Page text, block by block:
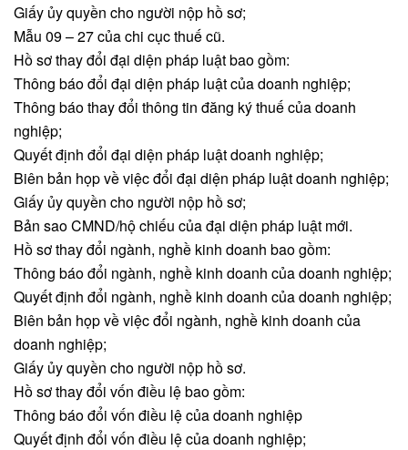
Giấy ủy quyền cho người nộp hồ sơ;
Mẫu 09 – 27 của chi cục thuế cũ.
Hồ sơ thay đổi đại diện pháp luật bao gồm:
Thông báo đổi đại diện pháp luật của doanh nghiệp;
Thông báo thay đổi thông tin đăng ký thuế của doanh
nghiệp;
Quyết định đổi đại diện pháp luật doanh nghiệp;
Biên bản họp về việc đổi đại diện pháp luật doanh nghiệp;
Giấy ủy quyền cho người nộp hồ sơ;
Bản sao CMND/hộ chiếu của đại diện pháp luật mới.
Hồ sơ thay đổi ngành, nghề kinh doanh bao gồm:
Thông báo đổi ngành, nghề kinh doanh của doanh nghiệp;
Quyết định đổi ngành, nghề kinh doanh của doanh nghiệp;
Biên bản họp về việc đổi ngành, nghề kinh doanh của
doanh nghiệp;
Giấy ủy quyền cho người nộp hồ sơ.
Hồ sơ thay đổi vốn điều lệ bao gồm:
Thông báo đổi vốn điều lệ của doanh nghiệp
Quyết định đổi vốn điều lệ của doanh nghiệp;